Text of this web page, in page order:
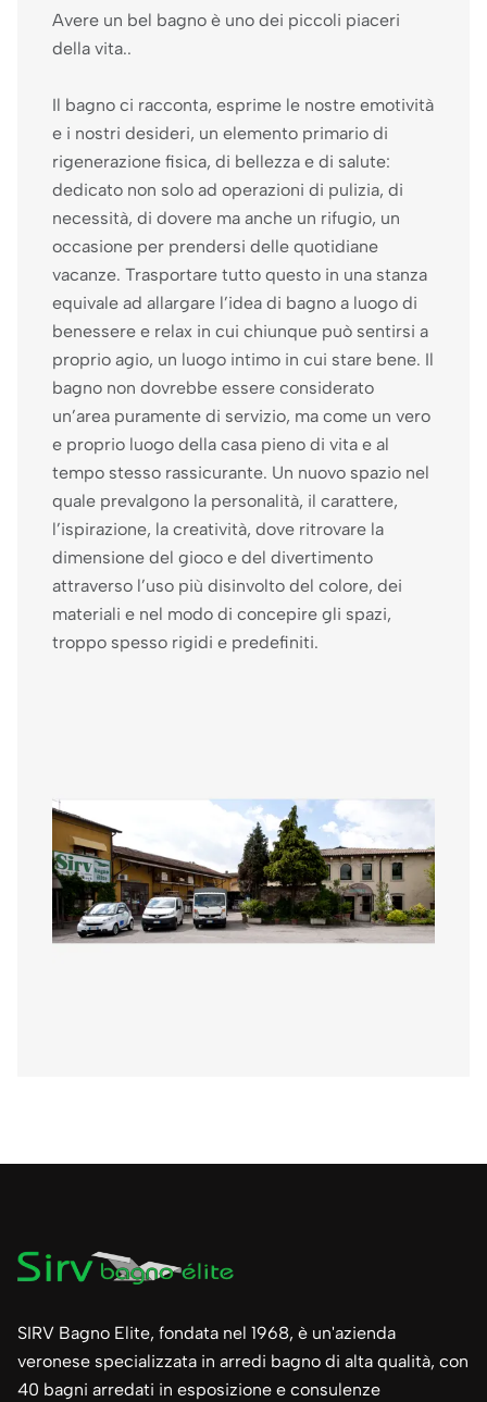
Avere un bel bagno è uno dei piccoli piaceri
della vita..
Il bagno ci racconta, esprime le nostre emotività
e i nostri desideri, un elemento primario di
rigenerazione fisica, di bellezza e di salute:
dedicato non solo ad operazioni di pulizia, di
necessità, di dovere ma anche un rifugio, un
occasione per prendersi delle quotidiane
vacanze. Trasportare tutto questo in una stanza
equivale ad allargare l’idea di bagno a luogo di
benessere e relax in cui chiunque può sentirsi a
proprio agio, un luogo intimo in cui stare bene. Il
bagno non dovrebbe essere considerato
un’area puramente di servizio, ma come un vero
e proprio luogo della casa pieno di vita e al
tempo stesso rassicurante. Un nuovo spazio nel
quale prevalgono la personalità, il carattere,
l’ispirazione, la creatività, dove ritrovare la
dimensione del gioco e del divertimento
attraverso l’uso più disinvolto del colore, dei
materiali e nel modo di concepire gli spazi,
troppo spesso rigidi e predefiniti.
SIRV Bagno Elite, fondata nel 1968, è un'azienda
veronese specializzata in arredi bagno di alta qualità, con
40 bagni arredati in esposizione e consulenze